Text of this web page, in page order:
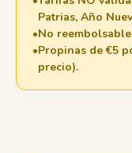
Patrias, Año
No
Propinas de €5
precio).